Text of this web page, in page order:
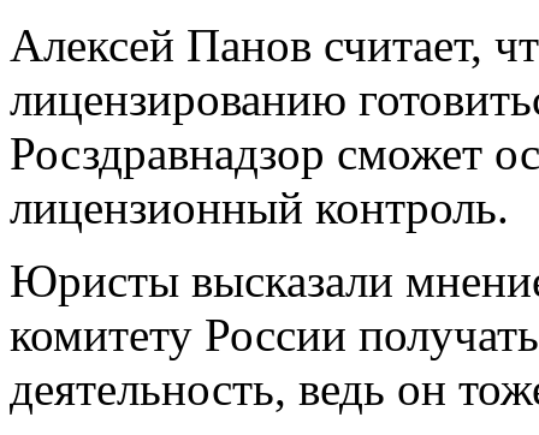
Алексей Панов считает,
лицензированию
Росздравнадзор сможет
лицензионный контроль.
Юристы высказали
комитету России
деятельность, ведь он